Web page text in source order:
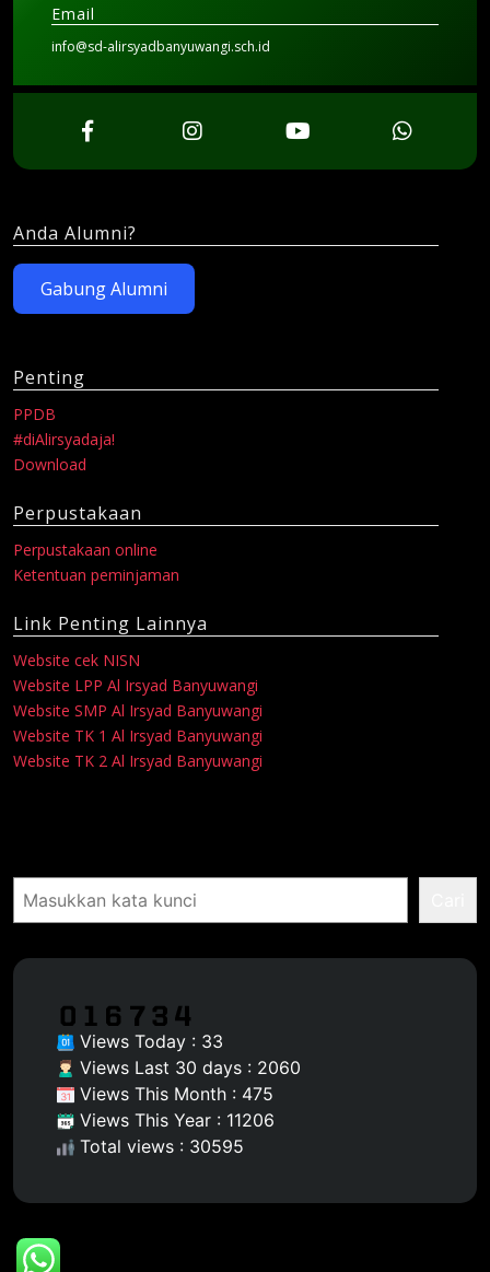
Email
info@sd-alirsyadbanyuwangi.sch.id
Anda Alumni?
Gabung Alumni
Penting
PPDB
#diAlirsyadaja!
Download
Perpustakaan
Perpustakaan online
Ketentuan peminjaman
Link Penting Lainnya
Website cek NISN
Website LPP Al Irsyad Banyuwangi
Website SMP Al Irsyad Banyuwangi
Website TK 1 Al Irsyad Banyuwangi
Website TK 2 Al Irsyad Banyuwangi
Views Today : 33
Views Last 30 days : 2060
Views This Month : 475
Views This Year : 11206
Total views : 30595